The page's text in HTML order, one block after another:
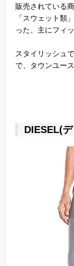
販売されている
「スウェット類
った、主にフィ
スタイリッシュ
で、タウンユー
DIESEL(